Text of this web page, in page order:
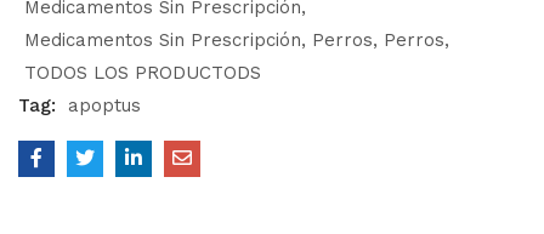
Medicamentos Sin Prescripción
Medicamentos Sin Prescripción
Perros
Perros
TODOS LOS PRODUCTODS
Tag:
apoptus